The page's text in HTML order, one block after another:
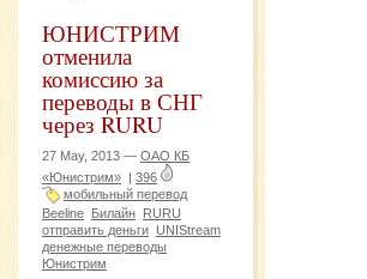
ЮНИСТРИМ
отменила
комиссию за
переводы в СНГ
через RURU
27 May, 2013 — ОАО КБ
«Юнистрим» | 396
мобильный перевод
Beeline Билайн RURU
отправить деньги UNIStream
денежные переводы
Юнистрим